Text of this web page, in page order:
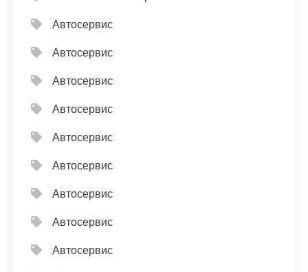
Автосервис
Автосервис
Автосервис
Автосервис
Автосервис
Автосервис
Автосервис
Автосервис
Автосервис